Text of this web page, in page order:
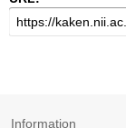
Information